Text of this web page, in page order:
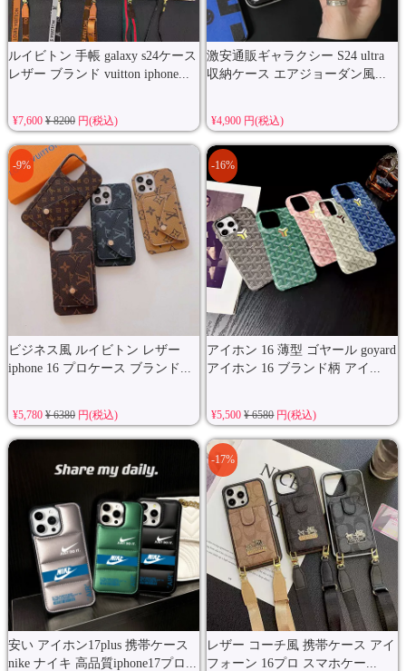
ルイビトン 手帳 galaxy s24ケース
レザー ブランド vuitton iphone...
¥7,600 ¥ 8200円(税込)
激安通販ギャラクシー S24 ultra
収納ケース エアジョーダン風...
¥4,900 円(税込)
ビジネス風 ルイビトン レザー
iphone 16 プロケース ブランド...
-9%
¥5,780 ¥ 6380円(税込)
アイホン 16 薄型 ゴヤール goyard
アイホン 16 ブランド柄 アイ...
-16%
¥5,500¥ 6580円(税込)
安い アイホン17plus 携帯ケース
nike ナイキ 高品質iphone17プロ...
レザー コーチ風 携帯ケース アイ
フォーン 16プロ スマホケー...
-17%